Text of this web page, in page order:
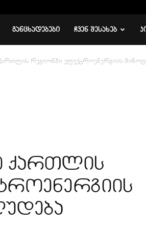
ᲒᲐᲜᲪᲮᲐᲓᲔᲑᲔᲑᲘ ᲩᲕᲔᲜ ᲨᲔᲡᲐᲮᲔᲑ
რეგიონში ელექტროენერგიის
ქართლის